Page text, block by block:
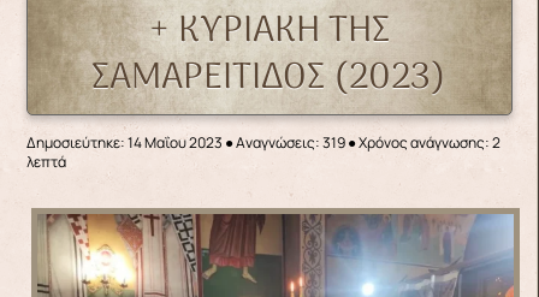
+ ΚΥΡΙΑΚΗ ΤΗΣ
ΣΑΜΑΡΕΙΤΙΔΟΣ (2023)
Δημοσιεύτηκε: 14 Μαΐου 2023 ●Αναγνώσεις: 319● Χρόνος ανάγνωσης: 2
λεπτά